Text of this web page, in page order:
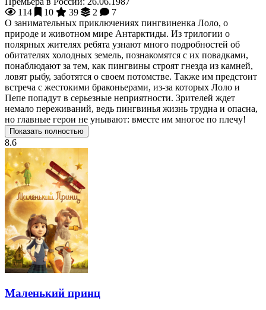
114
10 39 2
7
О занимательных приключениях пингвиненка Лоло, о
природе и животном мире Антарктиды. Из трилогии о
полярных жителях ребята узнают много подробностей об
обитателях холодных земель, познакомятся с их повадками,
понаблюдают за тем, как пингвины строят гнезда из камней,
ловят рыбу, заботятся о своем потомстве. Также им предстоит
встреча с жестокими браконьерами, из-за которых Лоло и
Пепе попадут в серьезные неприятности. Зрителей ждет
немало переживаний, ведь пингвинья жизнь трудна и опасна,
но главные герои не унывают: вместе им многое по плечу!
Показать полностью
8.6
Маленький принц